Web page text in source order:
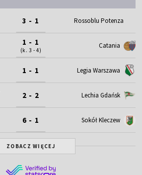
3 - 1 Rossoblu Potenza
1 - 1
(k. 3 - 4)
Catania
1 - 1 Legia Warszawa
2 - 2 Lechia Gdańsk
6 - 1 Sokół Kleczew
ZOBACZ WIĘCEJ